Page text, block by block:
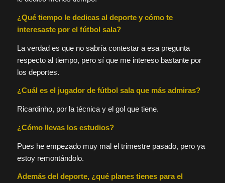
¿Qué tiempo le dedicas al deporte y cómo te
interesaste por el fútbol sala?
La verdad es que no sabría contestar a esa pregunta
respecto al tiempo, pero sí que me intereso bastante por
los deportes.
¿Cuál es el jugador de fútbol sala que más admiras?
Ricardinho, por la técnica y el gol que tiene.
¿Cómo llevas los estudios?
Pues he empezado muy mal el trimestre pasado, pero ya
estoy remontándolo.
Además del deporte, ¿qué planes tienes para el